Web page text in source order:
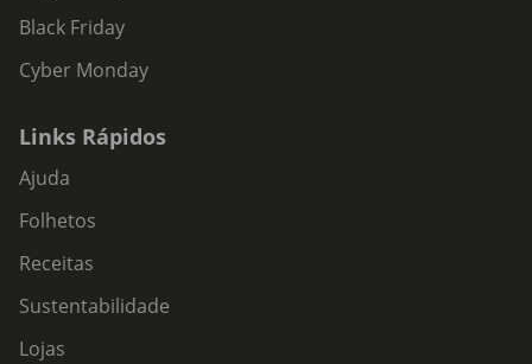
Black Friday
Cyber Monday
Links Rápidos
Ajuda
Folhetos
Receitas
Sustentabilidade
Lojas